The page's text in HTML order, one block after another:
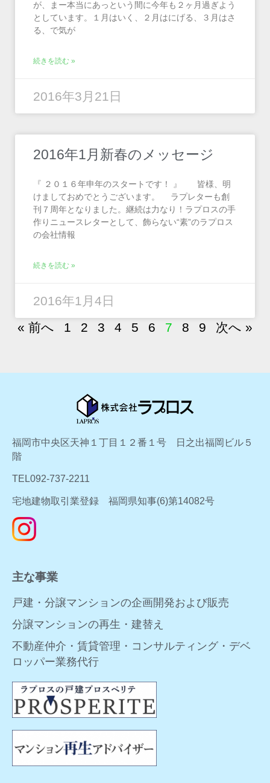
が、まー本当にあっという間に今年も２ヶ月過ぎよう
としています。１月はいく、２月はにげる、３月はさ
る、で気が
続きを読む »
2016年3月21日
2016年1月新春のメッセージ
『 ２０１６年申年のスタートです！ 』 皆様、明
けましておめでとうございます。 ラプレターも創
刊７周年となりました。継続は力なり！ラプロスの手
作りニュースレターとして、飾らない“素”のラプロス
の会社情報
続きを読む »
2016年1月4日
« 前へ
1 2 3 4 5 6 7 8 9 次へ »
福岡市中央区天神１丁目１２番１号 日之出福岡ビル５
階
TEL092-737-2211
宅地建物取引業登録 福岡県知事(6)第14082号
主な事業
戸建・分譲マンションの企画開発および販売
分譲マンションの再生・建替え
不動産仲介・賃貸管理・コンサルティング・デベ
ロッパー業務代行